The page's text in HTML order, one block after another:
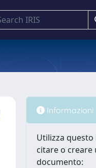
Informazioni
Utilizza
citare o creare
documento: